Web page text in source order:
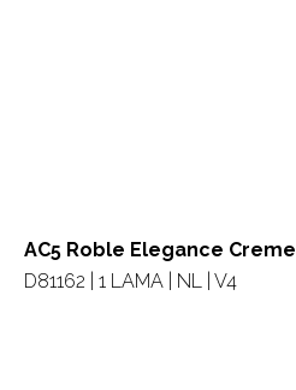
AC5 Roble Elegance Creme
D81162 | 1 LAMA | NL | V4